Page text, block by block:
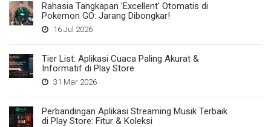
Rahasia Tangkapan 'Excellent' Otomatis di
Pokemon GO: Jarang Dibongkar!
16 Jul 2026
Tier List: Aplikasi Cuaca Paling Akurat &
Informatif di Play Store
31 Mar 2026
Perbandingan Aplikasi Streaming Musik Terbaik
di Play Store: Fitur & Koleksi